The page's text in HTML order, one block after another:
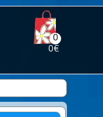
0
0€